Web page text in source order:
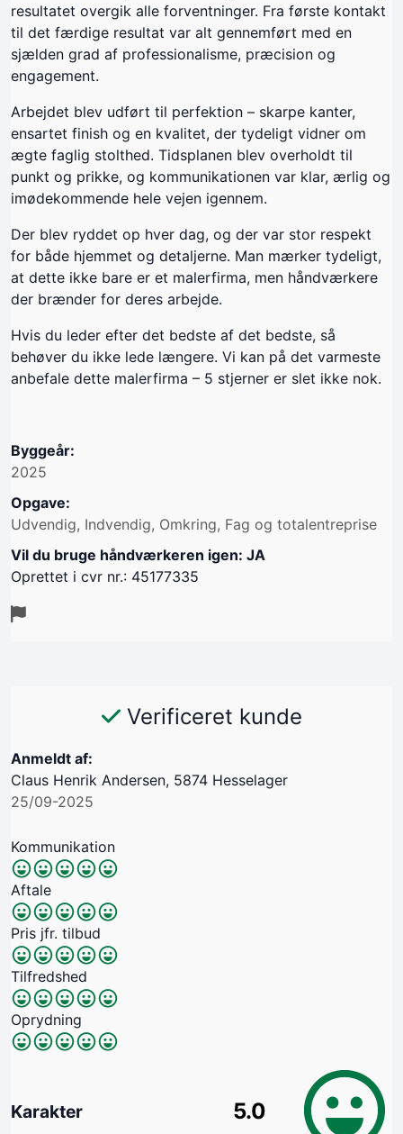
resultatet overgik alle forventninger. Fra første kontakt
til det færdige resultat var alt gennemført med en
sjælden grad af professionalisme, præcision og
engagement.
Arbejdet blev udført til perfektion – skarpe kanter,
ensartet finish og en kvalitet, der tydeligt vidner om
ægte faglig stolthed. Tidsplanen blev overholdt til
punkt og prikke, og kommunikationen var klar, ærlig og
imødekommende hele vejen igennem.
Der blev ryddet op hver dag, og der var stor respekt
for både hjemmet og detaljerne. Man mærker tydeligt,
at dette ikke bare er et malerfirma, men håndværkere
der brænder for deres arbejde.
Hvis du leder efter det bedste af det bedste, så
behøver du ikke lede længere. Vi kan på det varmeste
anbefale dette malerfirma – 5 stjerner er slet ikke nok.
Byggeår:
2025
Opgave:
Udvendig, Indvendig, Omkring, Fag og totalentreprise
Vil du bruge håndværkeren igen: JA
Oprettet i cvr nr.: 45177335
Verificeret kunde
Anmeldt af:
Claus Henrik Andersen, 5874 Hesselager
25/09-2025
Kommunikation
Aftale
Pris jfr. tilbud
Tilfredshed
Oprydning
Karakter 5.0